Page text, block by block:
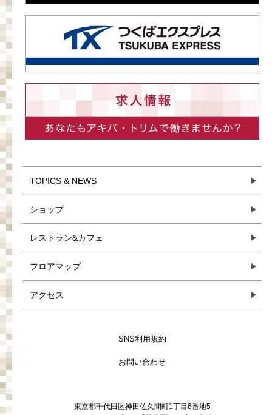
TOPICS & NEWS
ショップ
レストラン&カフェ
フロアマップ
アクセス
SNS利用規約
お問い合わせ
東京都千代田区神田佐久間町1丁目6番地5